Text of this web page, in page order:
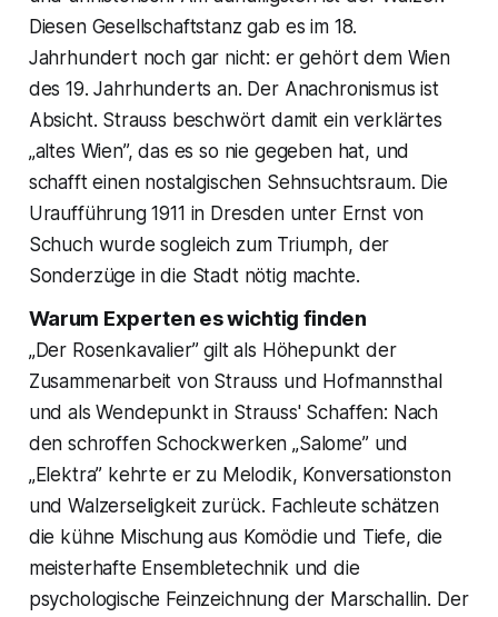
Diesen Gesellschaftstanz gab es im 18.
Jahrhundert noch gar nicht: er gehört dem Wien
des 19. Jahrhunderts an. Der Anachronismus ist
Absicht. Strauss beschwört damit ein verklärtes
„altes Wien”, das es so nie gegeben hat, und
schafft einen nostalgischen Sehnsuchtsraum. Die
Uraufführung 1911 in Dresden unter Ernst von
Schuch wurde sogleich zum Triumph, der
Sonderzüge in die Stadt nötig machte.
Warum Experten es wichtig finden
„Der Rosenkavalier” gilt als Höhepunkt der
Zusammenarbeit von Strauss und Hofmannsthal
und als Wendepunkt in Strauss' Schaffen: Nach
den schroffen Schockwerken „Salome” und
„Elektra” kehrte er zu Melodik, Konversationston
und Walzerseligkeit zurück. Fachleute schätzen
die kühne Mischung aus Komödie und Tiefe, die
meisterhafte Ensembletechnik und die
psychologische Feinzeichnung der Marschallin. Der